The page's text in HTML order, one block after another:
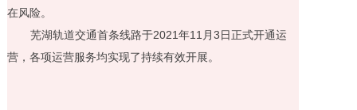
在风险。
芜湖轨道交通首条线路于2021年11 月3日正式开通运
营，各项运营服务均实现了持续有效开展。